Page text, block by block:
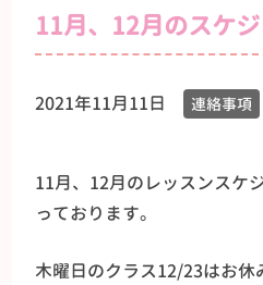
11月、12月のスケ
2021年11月11日 連絡事項
11月、12月のレッスンスケ
っております。
木曜日のクラス12/23はお休